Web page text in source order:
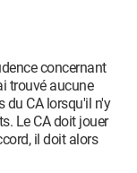
concernant
trouvé aucune
du CA lorsqu'il n'y
Le CA doit jouer
il doit alors